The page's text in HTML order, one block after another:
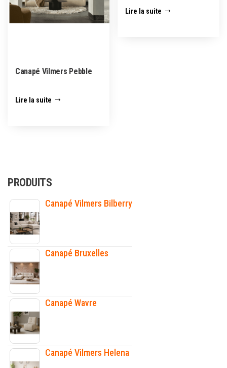
Canapé Vilmers Pebble
Lire la suite
Lire la suite
PRODUITS
Canapé Vilmers Bilberry
Canapé Bruxelles
Canapé Wavre
Canapé Vilmers Helena